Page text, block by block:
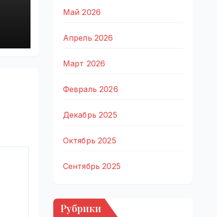
Май 2026
Апрель 2026
Март 2026
Февраль 2026
Декабрь 2025
Октябрь 2025
Сентябрь 2025
Рубрики